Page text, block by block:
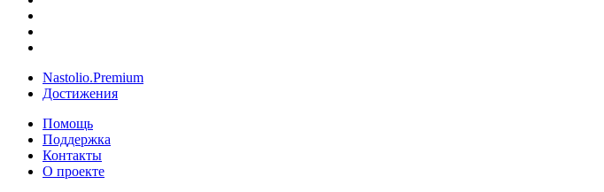
Nastolio.Premium
Достижения
Помощь
Поддержка
Контакты
О проекте